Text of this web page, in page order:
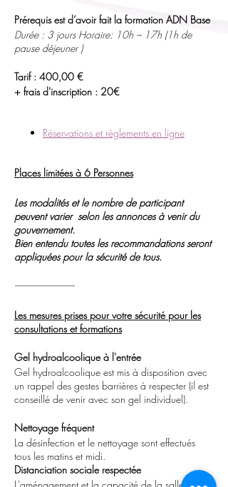
Prérequis est d’avoir fait la formation ADN Base
Durée : 3 jours Horaire: 10h – 17h (1h de
pause déjeuner )
Tarif : 400,00 €
+ frais d'inscription : 20€
Réservations et règlements en ligne
Places limitées à 6 Personnes
Les modalités et le nombre de participant
peuvent varier selon les annonces à venir du
gouvernement.
Bien entendu toutes les recommandations seront
appliquées pour la sécurité de tous.
----------------------------
Les mesures prises pour votre sécurité pour les
consultations et formations
Gel hydroalcoolique à l'entrée
Gel hydroalcoolique est mis à disposition avec
un rappel des gestes barrières à respecter (il est
conseillé de venir avec son gel individuel).
Nettoyage fréquent
La désinfection et le nettoyage sont effectués
tous les matins et midi.
Distanciation sociale respectée